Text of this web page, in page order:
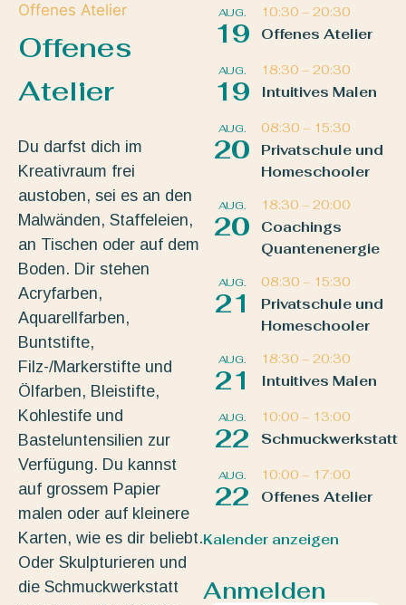
Offenes Atelier
Offenes
Atelier
Du darfst dich im
Kreativraum frei
austoben, sei es an den
Malwänden, Staffeleien,
an Tischen oder auf dem
Boden. Dir stehen
Acryfarben,
Aquarellfarben,
Buntstifte,
Filz-/Markerstifte und
Ölfarben, Bleistifte,
Kohlestife und
Basteluntensilien zur
Verfügung. Du kannst
auf grossem Papier
malen oder auf kleinere
Karten, wie es dir beliebt.
Oder Skulpturieren und
die Schmuckwerkstatt
AUG.
19
10:30 – 20:30
Offenes Atelier
AUG.
19
18:30 – 20:30
Intuitives Malen
AUG.
20
08:30 – 15:30
Privatschule und
Homeschooler
AUG.
20
18:30 – 20:00
Coachings
Quantenenergie
AUG.
21
08:30 – 15:30
Privatschule und
Homeschooler
AUG.
21
18:30 – 20:30
Intuitives Malen
AUG.
22
10:00 – 13:00
Schmuckwerkstatt
AUG.
22
10:00 – 17:00
Offenes Atelier
Kalender anzeigen
Anmelden